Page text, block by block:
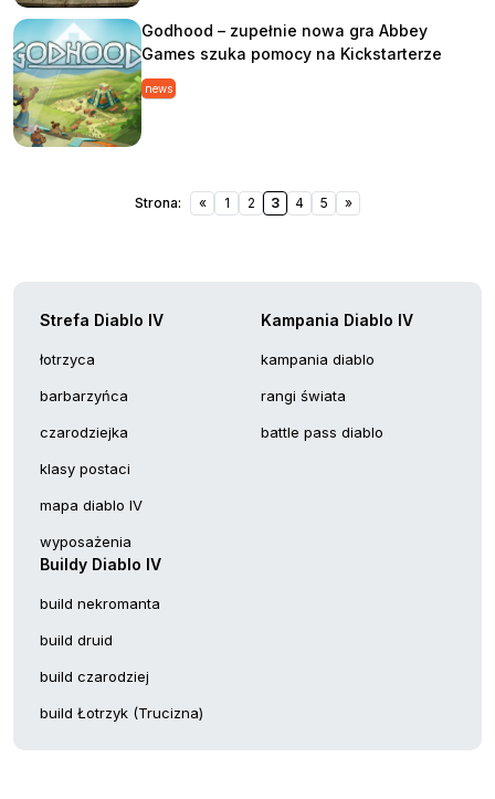
Godhood – zupełnie nowa gra Abbey
Games szuka pomocy na Kickstarterze
news
Strona: « 1 2 3 4 5 »
Strefa Diablo IV
łotrzyca
barbarzyńca
czarodziejka
klasy postaci
mapa diablo IV
wyposażenia
Kampania Diablo IV
kampania diablo
rangi świata
battle pass diablo
Buildy Diablo IV
build nekromanta
build druid
build czarodziej
build Łotrzyk (Trucizna)